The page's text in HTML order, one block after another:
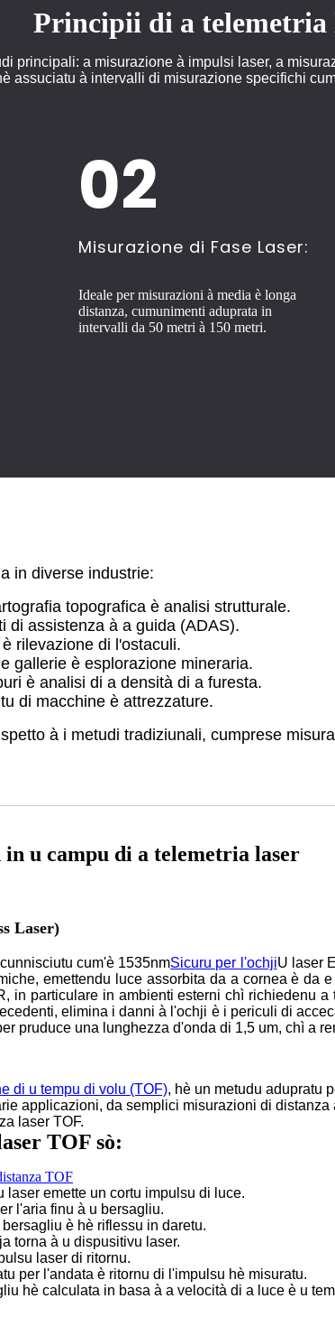
Principii di a telemetria
principali: a misurazione à impulsi laser, a
assuciatu à intervalli di misurazione specifichi
02
Misurazione di Fase Laser:
Ideale per misurazioni à media è longa
distanza, cumunimenti aduprata in
intervalli da 50 metri à 150 metri.
in diverse industrie:
topografica è analisi strutturale.
di assistenza à a guida (ADAS).
rilevazione di l'ostaculi.
gallerie è esplorazione mineraria.
è analisi di a densità di a furesta.
di macchine è attrezzature.
à i metudi tradiziunali, cumprese
u campu di a telemetria laser
Laser)
cum'è 1535nmSicuru per l'ochjiU laser
emettendu luce assorbita da a cornea è da
in particulare in ambienti esterni chì richiedenu
elimina i danni à l'ochji è i periculi di
pruduce una lunghezza d'onda di 1,5 um, chì a
di u tempu di volu (TOF), hè un metudu adupratu
applicazioni, da semplici misurazioni di
laser TOF.
TOF sò:
laser emette un cortu impulsu di luce.
l'aria finu à u bersagliu.
è hè riflessu in daretu.
torna à u dispusitivu laser.
laser di ritornu.
per l'andata è ritornu di l'impulsu hè misuratu.
hè calculata in basa à a velocità di a luce è u